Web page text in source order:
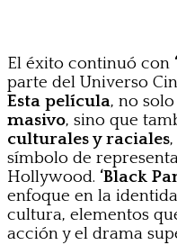
El éxito continuó con
parte del Universo
Esta película, no solo
masivo, sino que
culturales y raciales
símbolo de
Hollywood. ‘Black
enfoque en la
cultura, elementos
acción y el drama